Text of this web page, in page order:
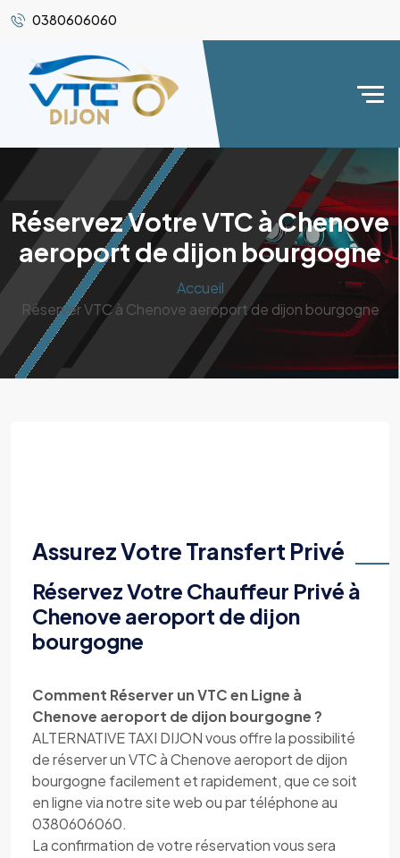
0380606060
Réservez Votre VTC à Chenove
aeroport de dijon bourgogne
Accueil
Réserver VTC à Chenove aeroport de dijon bourgogne
Assurez Votre Transfert Privé
Réservez Votre Chauffeur Privé à
Chenove aeroport de dijon
bourgogne
Comment Réserver un VTC en Ligne à
Chenove aeroport de dijon bourgogne ?
ALTERNATIVE TAXI DIJON vous offre la possibilité
de réserver un VTC à Chenove aeroport de dijon
bourgogne facilement et rapidement, que ce soit
en ligne via notre site web ou par téléphone au
0380606060.
La confirmation de votre réservation vous sera